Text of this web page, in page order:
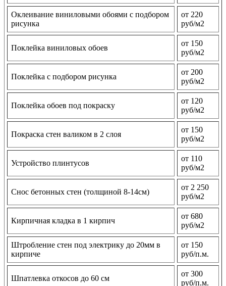
Оклеивание виниловыми обоями с подбором
рисунка
от 220
руб/м2
Поклейка виниловых обоев
от 150
руб/м2
Поклейка с подбором рисунка
от 200
руб/м2
Поклейка обоев под покраску
от 120
руб/м2
Покраска стен валиком в 2 слоя
от 150
руб/м2
Устройство плинтусов
от 110
руб/м2
Снос бетонных стен (толщиной 8-14см)
от 2 250
руб/м2
Кирпичная кладка в 1 кирпич
от 680
руб/м2
Штробление стен под электрику до 20мм в
кирпиче
от 150
руб/п.м.
Шпатлевка откосов до 60 см
от 300
руб/п.м.